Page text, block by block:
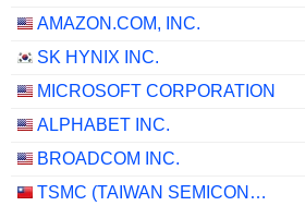
AMAZON.COM, INC.
SK HYNIX INC.
MICROSOFT CORPORATION
ALPHABET INC.
BROADCOM INC.
TSMC (TAIWAN SEMICONDUCTOR MANUFACTURING COMPANY)